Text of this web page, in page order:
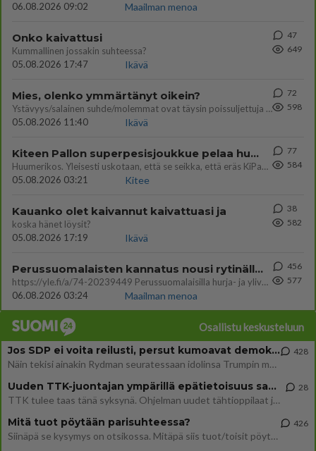
06.08.2026 09:02
Maailman menoa
Onko kaivattusi
Kummallinen jossakin suhteessa?
05.08.2026 17:47
Ikävä
47
649
Mies, olenko ymmärtänyt oikein?
Ystävyys/salainen suhde/molemmat ovat täysin poissuljettuja asioita? Nainen
05.08.2026 11:40
Ikävä
72
598
Kiteen Pallon superpesisjoukkue pelaa huumeiden vaikutuksen alaisena
Huumerikos. Yleisesti uskotaan, että se seikka, että eräs KiPan pelaaja kärähtää huumeista, on vain jäävuoren huippu. M
05.08.2026 03:21
Kitee
77
584
Kauanko olet kaivannut kaivattuasi ja
koska hänet löysit?
05.08.2026 17:19
Ikävä
38
582
Perussuomalaisten kannatus nousi rytinällä Ylen tänään julkaisemassa tuoreimmassa gallup-kyselyssä.
https://yle.fi/a/74-20239449 Perussuomalaisilla hurja- ja ylivoimaisesti suurin nousu tässä uudessa Ylen gallupissa. Kyl
06.08.2026 03:24
Maailman menoa
456
577
Osallistu keskusteluun
Jos SDP ei voita reilusti, persut kumoavat demokratian Suomesta
Näin tekisi ainakin Rydman seuratessaan idolinsa Trumpin mallia https://www.is.fi/politiikka/art-2000012187244.html
428
Uuden TTK-juontajan ympärillä epätietoisuus sakenee - Nyt MTV hämmentää soppaa
TTK tulee taas tänä syksynä. Ohjelman uudet tähtioppilaat julkistetaan torstaina 6. elokuuta klo 14 alkavassa lehdistö
28
Mitä tuot pöytään parisuhteessa?
Siinäpä se kysymys on otsikossa. Mitäpä siis tuot/toisit pöytään parisuhteessa? Oletko mies vai nainen? Koetko sen mitä
426